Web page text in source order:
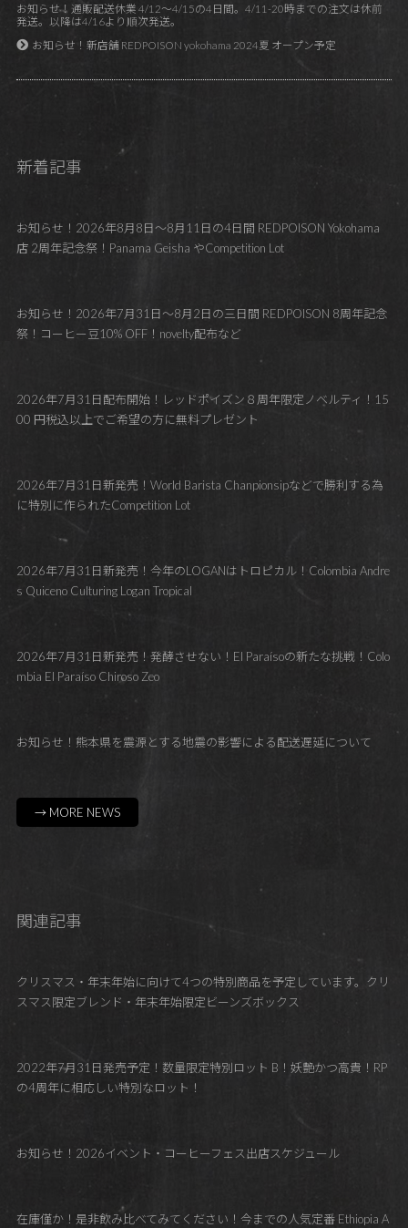
お知らせ！通販配送休業 4/12～4/15の4日間。4/11-20時までの注文は休前
発送。以降は4/16より順次発送。
お知らせ！新店舗 REDPOISON yokohama 2024夏 オープン予定
新着記事
お知らせ！2026年8月8日～8月11日の4日間 REDPOISON Yokohama
店 2周年記念祭！Panama Geisha やCompetition Lot
お知らせ！2026年7月31日～8月2日の三日間 REDPOISON 8周年記念
祭！コーヒー豆10% OFF！novelty配布など
2026年7月31日配布開始！レッドポイズン８周年限定ノベルティ！15
00 円税込以上でご希望の方に無料プレゼント
2026年7月31日新発売！World Barista Chanpionsipなどで勝利する為
に特別に作られたCompetition Lot
2026年7月31日新発売！今年のLOGANはトロピカル！Colombia Andre
s Quiceno Culturing Logan Tropical
2026年7月31日新発売！発酵させない！El Paraísoの新たな挑戦！Colo
mbia El Paraíso Chiroso Zeo
お知らせ！熊本県を震源とする地震の影響による配送遅延について
→ MORE NEWS
関連記事
クリスマス・年末年始に向けて4つの特別商品を予定しています。クリ
スマス限定ブレンド・年末年始限定ビーンズボックス
2022年7月31日発売予定！数量限定特別ロット B！妖艶かつ高貴！RP
の4周年に相応しい特別なロット！
お知らせ！2026イベント・コーヒーフェス出店スケジュール
在庫僅か！是非飲み比べてみてください！今までの人気定番 Ethiopia A